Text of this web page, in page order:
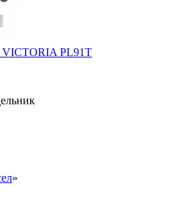
PL91T
»